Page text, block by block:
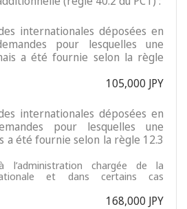
internationales déposées en
pour lesquelles une
a été fournie selon la règle
105,000 JPY
internationales déposées en
pour lesquelles une
a été fournie selon la règle 12.3
chargée de la
et dans certains cas
168,000 JPY